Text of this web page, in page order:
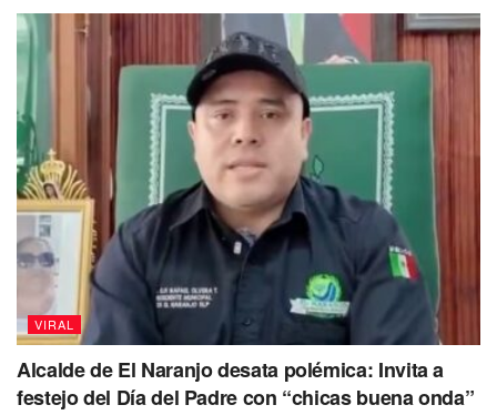
VIRAL
Alcalde de El Naranjo desata polémica: Invita a
festejo del Día del Padre con “chicas buena onda”